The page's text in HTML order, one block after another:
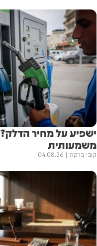
ישפיע על מחיר
משמעותית
קובי ברקת 04.08.26